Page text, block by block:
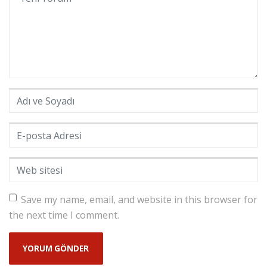
Adı ve Soyadı *
E-posta Adresi
Web sitesi
Save my name, email, and website in this browser for
the next time I comment.